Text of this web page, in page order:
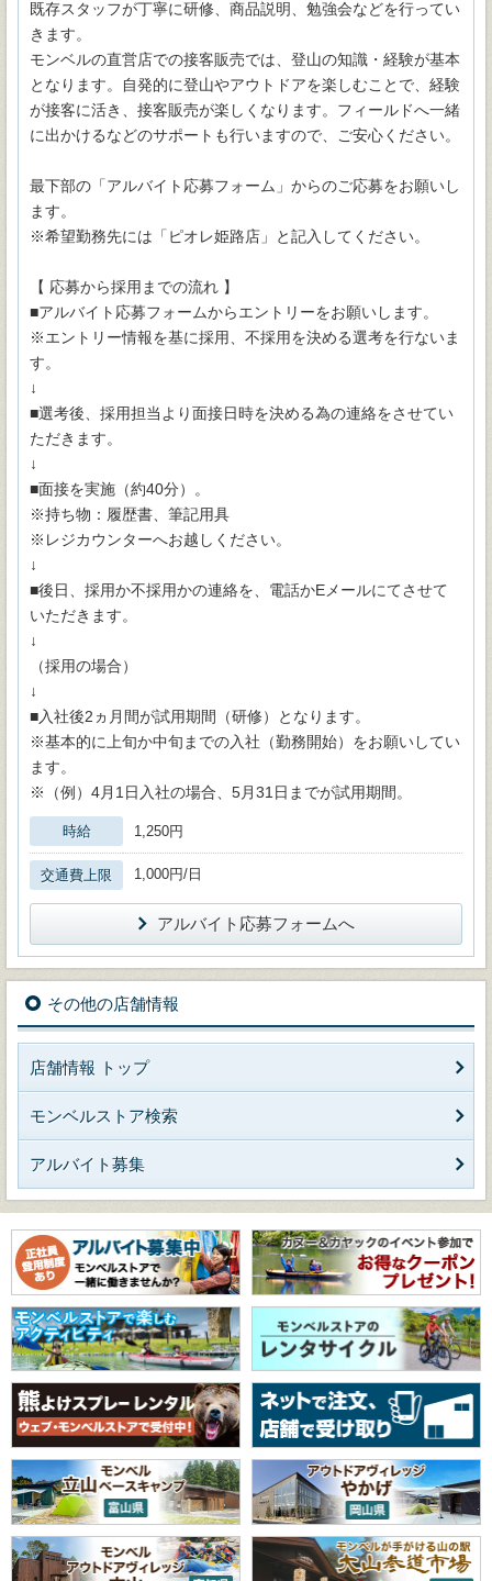
既存スタッフが丁寧に研修、商品説明、勉強会などを行ってい
きます。
モンベルの直営店での接客販売では、登山の知識・経験が基本
となります。自発的に登山やアウトドアを楽しむことで、経験
が接客に活き、接客販売が楽しくなります。フィールドへ一緒
に出かけるなどのサポートも行いますので、ご安心ください。
最下部の「アルバイト応募フォーム」からのご応募をお願いし
ます。
※希望勤務先には「ピオレ姫路店」と記入してください。
【 応募から採用までの流れ 】
■アルバイト応募フォームからエントリーをお願いします。
※エントリー情報を基に採用、不採用を決める選考を行ないま
す。
↓
■選考後、採用担当より面接日時を決める為の連絡をさせてい
ただきます。
↓
■面接を実施（約40分）。
※持ち物：履歴書、筆記用具
※レジカウンターへお越しください。
↓
■後日、採用か不採用かの連絡を、電話かEメールにてさせて
いただきます。
↓
（採用の場合）
↓
■入社後2ヵ月間が試用期間（研修）となります。
※基本的に上旬か中旬までの入社（勤務開始）をお願いしてい
ます。
※（例）4月1日入社の場合、5月31日までが試用期間。
時給 1,250円
交通費上限 1,000円/日
アルバイト応募フォームへ
その他の店舗情報
店舗情報 トップ
モンベルストア検索
アルバイト募集